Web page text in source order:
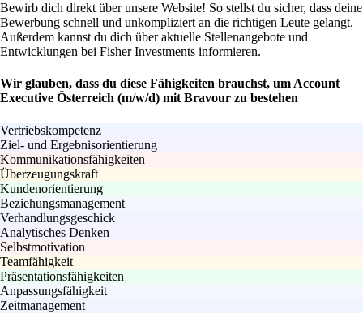
Bewirb dich direkt über unsere Website! So stellst du sicher, dass deine
Bewerbung schnell und unkompliziert an die richtigen Leute gelangt.
Außerdem kannst du dich über aktuelle Stellenangebote und
Entwicklungen bei Fisher Investments informieren.
Wir glauben, dass du diese Fähigkeiten brauchst, um Account
Executive Österreich (m/w/d) mit Bravour zu bestehen
Vertriebskompetenz
Ziel- und Ergebnisorientierung
Kommunikationsfähigkeiten
Überzeugungskraft
Kundenorientierung
Beziehungsmanagement
Verhandlungsgeschick
Analytisches Denken
Selbstmotivation
Teamfähigkeit
Präsentationsfähigkeiten
Anpassungsfähigkeit
Zeitmanagement